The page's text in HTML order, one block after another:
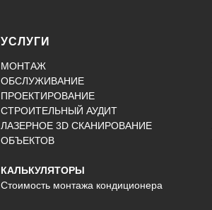
УСЛУГИ
МОНТАЖ
ОБСЛУЖИВАНИЕ
ПРОЕКТИРОВАНИЕ
СТРОИТЕЛЬНЫЙ АУДИТ
ЛАЗЕРНОЕ 3D СКАНИРОВАНИЕ
ОБЪЕКТОВ
КАЛЬКУЛЯТОРЫ
Стоимость монтажа кондиционера